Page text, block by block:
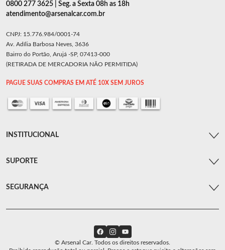
0800 277 3625 | Seg. a Sexta 08h as 18h
atendimento@arsenalcar.com.br
CNPJ: 15.776.984/0001-74
Av. Adília Barbosa Neves, 3636
Bairro do Portão, Arujá -SP, 07413-000
(RETIRADA DE MERCADORIA NÃO PERMITIDA)
PAGUE SUAS COMPRAS EM ATÉ 10X SEM JUROS
INSTITUCIONAL
SUPORTE
SEGURANÇA
© Arsenal Car. Todos os direitos reservados.